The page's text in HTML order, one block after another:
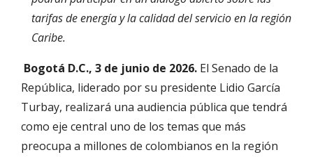
tarifas de energía y la calidad del servicio en la región
Caribe.
Bogotá D.C., 3 de junio de 2026. El Senado de la
República, liderado por su presidente Lidio García
Turbay, realizará una audiencia pública que tendrá
como eje central uno de los temas que más
preocupa a millones de colombianos en la región